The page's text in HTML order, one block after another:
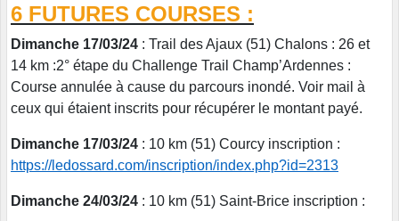
6 FUTURES COURSES :
Dimanche 17/03/24 : Trail des Ajaux (51) Chalons : 26 et
14 km :2° étape du Challenge Trail Champ’Ardennes :
Course annulée à cause du parcours inondé. Voir mail à
ceux qui étaient inscrits pour récupérer le montant payé.
Dimanche 17/03/24 : 10 km (51) Courcy inscription :
https://ledossard.com/inscription/index.php?id=2313
Dimanche 24/03/24 : 10 km (51) Saint-Brice inscription :